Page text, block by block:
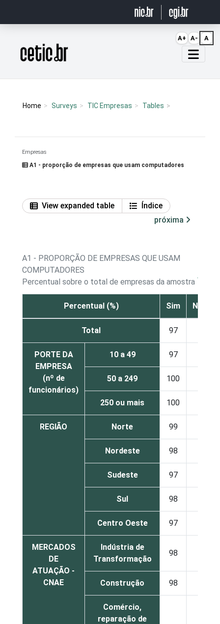
Página inicial
Home Surveys TIC Empresas Tables
Empresas
A1 - proporção de empresas que usam computadores
View expanded table
Índice
próxima
A1 - PROPORÇÃO DE EMPRESAS QUE USAM
COMPUTADORES
Percentual sobre o total de empresas da amostra 1
Percentual (%) Sim Não
Total 97
PORTE DA
EMPRESA
(nº de
funcionários)
10 a 49 97
50 a 249 100
250 ou mais 100
REGIÃO Norte 99
Nordeste 98
Sudeste 97
Sul 98
Centro Oeste 97
MERCADOS
DE
ATUAÇÃO -
CNAE
Indústria de
Transformação
98
Construção 98
Comércio,
reparação de
A+ A- A